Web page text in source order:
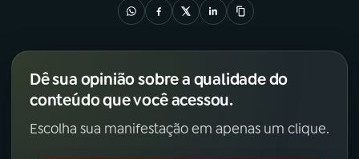
Dê sua opinião sobre a qualidade do
conteúdo que você acessou.
Escolha sua manifestação em apenas um clique.